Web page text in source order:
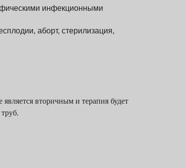
инфекционными
аборт, стерилизация,
является вторичным и терапия будет